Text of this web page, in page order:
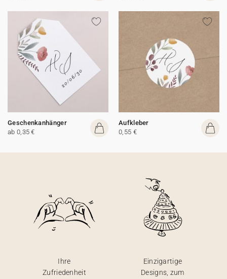
Geschenkanhänger
ab 0,35 €
Aufkleber
0,55 €
Ihre
Zufriedenheit
Einzigartige
Designs, zum